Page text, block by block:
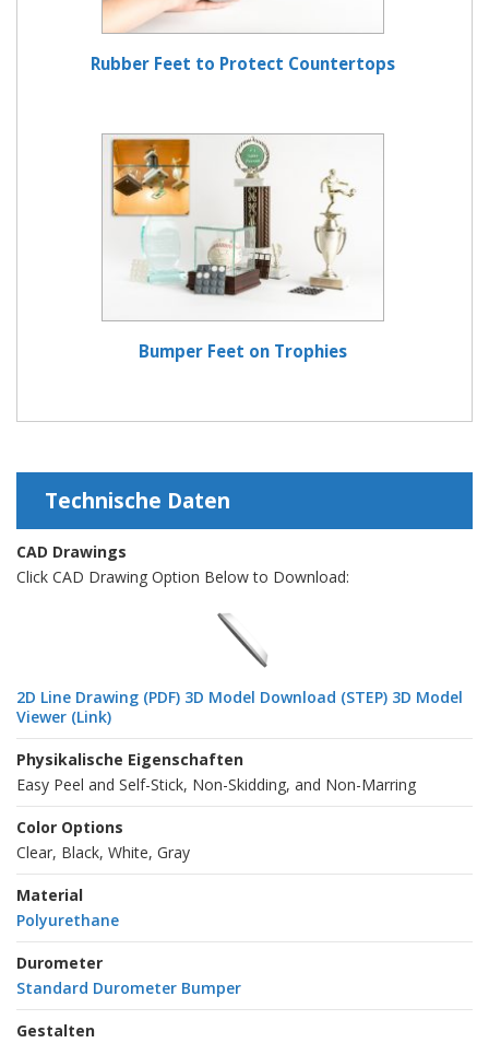
Rubber Feet to Protect Countertops
Bumper Feet on Trophies
Technische Daten
CAD Drawings
Click CAD Drawing Option Below to Download:
2D Line Drawing (PDF) 3D Model Download (STEP) 3D Model
Viewer (Link)
Physikalische Eigenschaften
Easy Peel and Self-Stick, Non-Skidding, and Non-Marring
Color Options
Clear, Black, White, Gray
Material
Polyurethane
Durometer
Standard Durometer Bumper
Gestalten